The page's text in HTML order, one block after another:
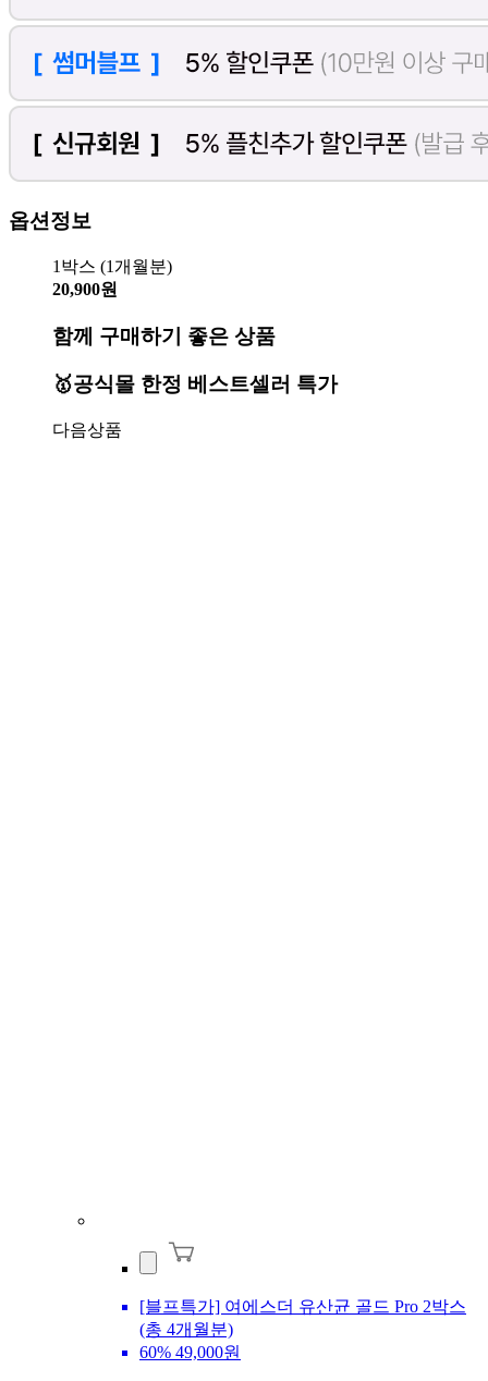
옵션정보
1박스 (1개월분)
20,900원
함께 구매하기 좋은 상품
🥇공식몰 한정 베스트셀러 특가
다음상품
[블프특가] 여에스더 유산균 골드 Pro 2박스
(총 4개월분)
60% 49,000원